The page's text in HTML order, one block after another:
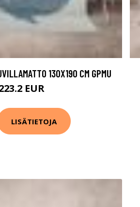
130X190 CM GPMU
EUR
LISÄTIETOJA